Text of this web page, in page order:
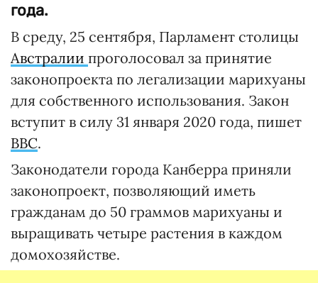
года.
В среду, 25 сентября, Парламент столицы
Австралии проголосовал за принятие
законопроекта по легализации марихуаны
для собственного использования. Закон
вступит в силу 31 января 2020 года, пишет
ВВС.
Законодатели города Канберра приняли
законопроект, позволяющий иметь
гражданам до 50 граммов марихуаны и
выращивать четыре растения в каждом
домохозяйстве.